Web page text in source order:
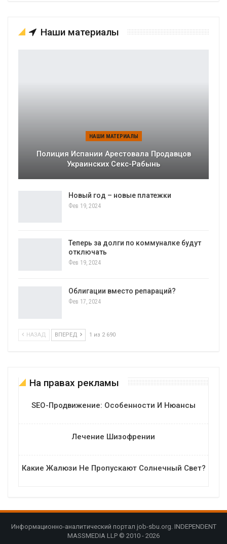
Наши материалы
НАШИ МАТЕРИАЛЫ
Полиция Испании Арестовала Продавцов
Украинских Секс-Рабынь
Новый год – новые платежки
Фев 19, 2024
Теперь за долги по коммуналке будут
отключать
Фев 19, 2024
Облигации вместо репараций?
Фев 17, 2024
НАЗАД ВПЕРЕД 1 из 2 690
На правах рекламы
SEO-Продвижение: Особенности И Нюансы
Лечение Шизофрении
Какие Жалюзи Не Пропускают Солнечный Свет?
Информационно-аналитический портал job-sbu.org. INDEPENDENT
MASSMEDIA LLP © 2010 - 2026